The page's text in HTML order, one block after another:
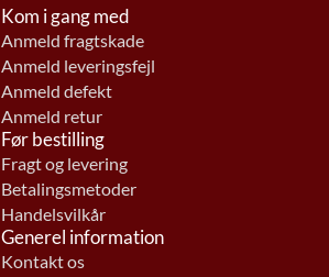
Kom i gang med
Anmeld fragtskade
Anmeld leveringsfejl
Anmeld defekt
Anmeld retur
Før bestilling
Fragt og levering
Betalingsmetoder
Handelsvilkår
Generel information
Kontakt os